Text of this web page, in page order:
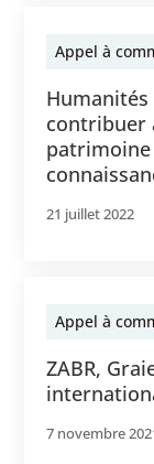
Appel à
contribuer
21 juillet 2022
Appel à
ZABR,
7 novembre